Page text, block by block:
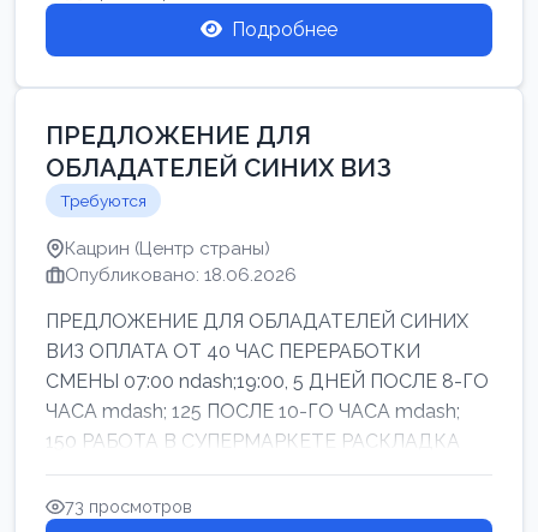
Подробнее
ПРЕДЛОЖЕНИЕ ДЛЯ
ОБЛАДАТЕЛЕЙ СИНИХ ВИЗ
Требуются
Кацрин (Центр страны)
Опубликовано: 18.06.2026
ПРЕДЛОЖЕНИЕ ДЛЯ ОБЛАДАТЕЛЕЙ СИНИХ
ВИЗ ОПЛАТА ОТ 40 ЧАС ПЕРЕРАБОТКИ
СМЕНЫ 07:00 ndash;19:00, 5 ДНЕЙ ПОСЛЕ 8-ГО
ЧАСА mdash; 125 ПОСЛЕ 10-ГО ЧАСА mdash;
150 РАБОТА В СУПЕРМАРКЕТЕ РАСКЛАДКА
ТОВАРОВ НЕ ТЯЖ...
73 просмотров